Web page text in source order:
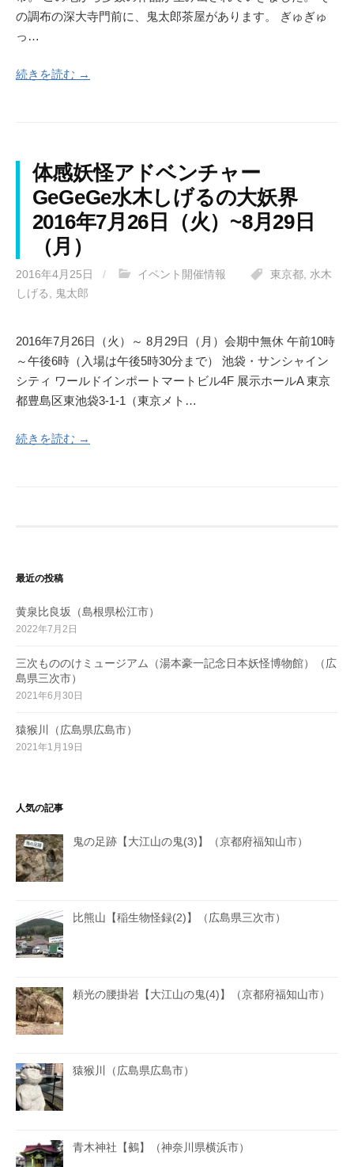
の調布の深大寺門前に、鬼太郎茶屋があります。 ぎゅぎゅ
っ…
続きを読む →
体感妖怪アドベンチャー
GeGeGe水木しげるの大妖界
2016年7月26日（火）~8月29日
（月）
2016年4月25日 / イベント開催情報 東京都 水木
しげる
鬼太郎
2016年7月26日（火）～ 8月29日（月）会期中無休 午前10時
～午後6時（入場は午後5時30分まで） 池袋・サンシャイン
シティ ワールドインポートマートビル4F 展示ホールA 東京
都豊島区東池袋3-1-1（東京メト…
続きを読む →
最近の投稿
黄泉比良坂（島根県松江市）
2022年7月2日
三次もののけミュージアム（湯本豪一記念日本妖怪博物館）（広
島県三次市）
2021年6月30日
猿猴川（広島県広島市）
2021年1月19日
人気の記事
鬼の足跡【大江山の鬼(3)】（京都府福知山市）
比熊山【稲生物怪録(2)】（広島県三次市）
頼光の腰掛岩【大江山の鬼(4)】（京都府福知山市）
猿猴川（広島県広島市）
青木神社【鵺】（神奈川県横浜市）